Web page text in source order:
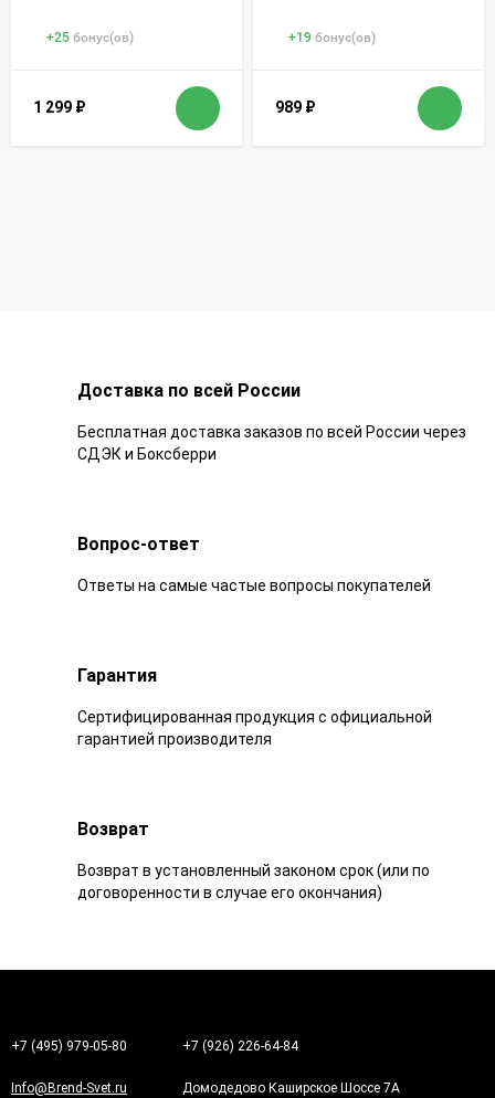
+25 бонус(ов)
1 299 ₽
+19 бонус(ов)
989 ₽
Доставка по всей России
Бесплатная доставка заказов по всей России через
СДЭК и Боксберри
Вопрос-ответ
Ответы на самые частые вопросы покупателей
Гарантия
Сертифицированная продукция с официальной
гарантией производителя
Возврат
Возврат в установленный законом срок (или по
договоренности в случае его окончания)
+7 (495) 979-05-80 +7 (926) 226-64-84
Info@Brend-Svet.ru Домодедово Каширское Шоссе 7А